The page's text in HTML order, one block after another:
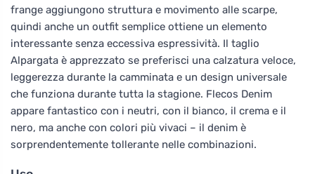
frange aggiungono struttura e movimento alle scarpe,
quindi anche un outfit semplice ottiene un elemento
interessante senza eccessiva espressività. Il taglio
Alpargata è apprezzato se preferisci una calzatura veloce,
leggerezza durante la camminata e un design universale
che funziona durante tutta la stagione. Flecos Denim
appare fantastico con i neutri, con il bianco, il crema e il
nero, ma anche con colori più vivaci – il denim è
sorprendentemente tollerante nelle combinazioni.